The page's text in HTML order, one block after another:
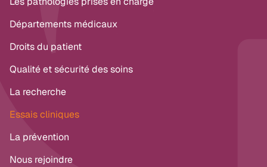
Départements médicaux
Droits du patient
Qualité et sécurité des soins
La recherche
Essais cliniques
La prévention
Nous rejoindre